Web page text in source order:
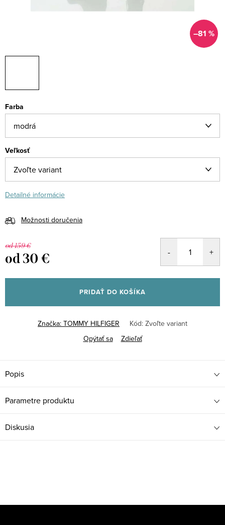
–81 %
Farba
Veľkosť
Detailné informácie
Možnosti doručenia
od 159 €
od30 €
cena:
PRIDAŤ DO KOŠÍKA
Značka: TOMMY HILFIGER Kód: Zvoľte variant
Opýtať sa
Zdieľať
Popis
Parametre produktu
Diskusia